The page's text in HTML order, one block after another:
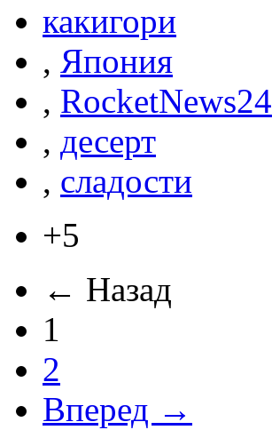
какигори
, Япония
, RocketNews24
, десерт
, сладости
+5
← Назад
1
2
Вперед →